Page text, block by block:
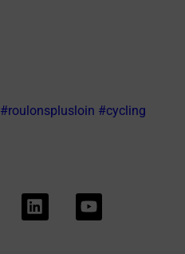
#roulonsplusloin #cycling